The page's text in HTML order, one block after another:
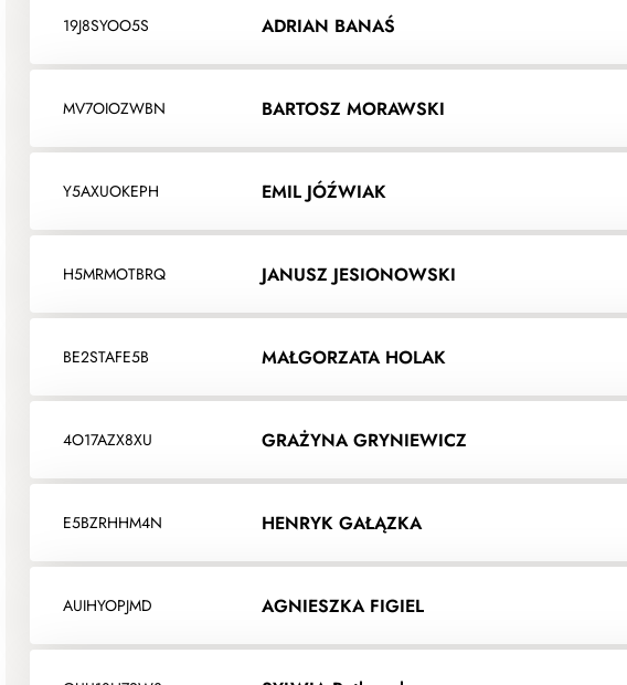
19J8SYOO5S ADRIAN BANAŚ
MV7OIOZWBN BARTOSZ MORAWSKI
Y5AXUOKEPH EMIL JÓŹWIAK
H5MRMOTBRQ JANUSZ JESIONOWSKI
BE2STAFE5B MAŁGORZATA HOLAK
4O17AZX8XU GRAŻYNA GRYNIEWICZ
E5BZRHHM4N HENRYK GAŁĄZKA
AUIHYOPJMD AGNIESZKA FIGIEL